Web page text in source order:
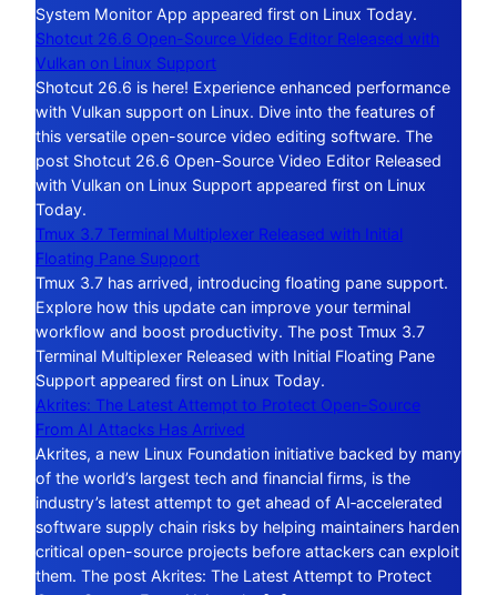
System Monitor App appeared first on Linux Today.
Shotcut 26.6 Open-Source Video Editor Released with
Vulkan on Linux Support
Shotcut 26.6 is here! Experience enhanced performance
with Vulkan support on Linux. Dive into the features of
this versatile open-source video editing software. The
post Shotcut 26.6 Open-Source Video Editor Released
with Vulkan on Linux Support appeared first on Linux
Today.
Tmux 3.7 Terminal Multiplexer Released with Initial
Floating Pane Support
Tmux 3.7 has arrived, introducing floating pane support.
Explore how this update can improve your terminal
workflow and boost productivity. The post Tmux 3.7
Terminal Multiplexer Released with Initial Floating Pane
Support appeared first on Linux Today.
Akrites: The Latest Attempt to Protect Open-Source
From AI Attacks Has Arrived
Akrites, a new Linux Foundation initiative backed by many
of the world’s largest tech and financial firms, is the
industry’s latest attempt to get ahead of AI‑accelerated
software supply chain risks by helping maintainers harden
critical open-source projects before attackers can exploit
them. The post Akrites: The Latest Attempt to Protect